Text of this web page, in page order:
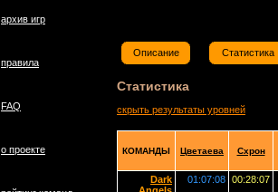
архив игр
правила
FAQ
о проектe
Описание Статистика
Статистика
скрыть результаты уровней
КОМАНДЫ Цветаева Схрон
Dark
01:07:08 00:28:07